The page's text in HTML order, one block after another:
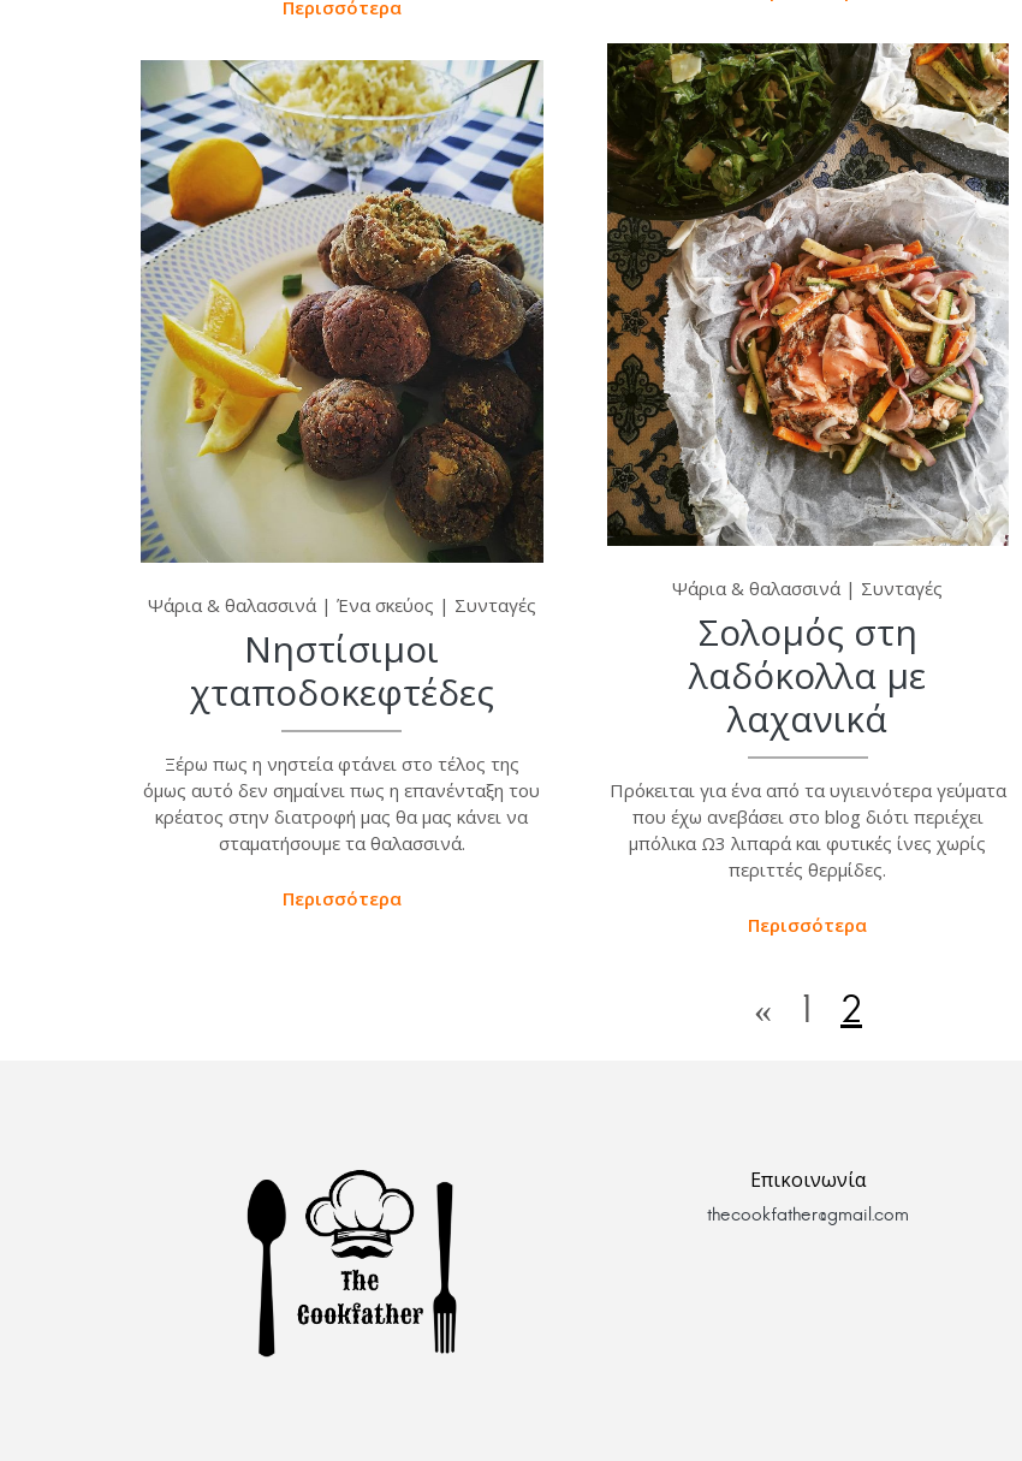
Περισσότερα
Ψάρια & θαλασσινά | Συνταγές
Σολομός στη
λαδόκολλα με
λαχανικά
Πρόκειται για ένα από τα υγιεινότερα γεύματα
που έχω ανεβάσει στο blog διότι περιέχει
μπόλικα Ω3 λιπαρά και φυτικές ίνες χωρίς
περιττές θερμίδες.
Περισσότερα
Ψάρια & θαλασσινά| Ένα σκεύος | Συνταγές
Νηστίσιμοι
χταποδοκεφτέδες
Ξέρω πως η νηστεία φτάνει στο τέλος της
όμως αυτό δεν σημαίνει πως η επανένταξη του
κρέατος στην διατροφή μας θα μας κάνει να
σταματήσουμε τα θαλασσινά.
Περισσότερα
« 1 2
Επικοινωνία
thecookfather@gmail.com